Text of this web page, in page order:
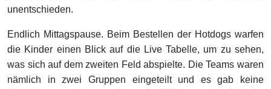
unentschieden.
Endlich Mittagspause. Beim Bestellen der Hotdogs warfen
die Kinder einen Blick auf die Live Tabelle, um zu sehen,
was sich auf dem zweiten Feld abspielte. Die Teams waren
nämlich in zwei Gruppen eingeteilt und es gab keine